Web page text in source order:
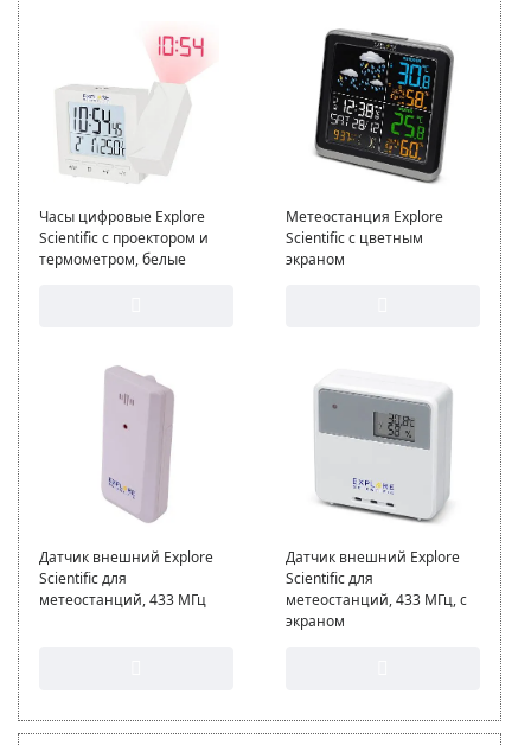
Часы цифровые Explore
Scientific с проектором и
термометром, белые
Метеостанция Explore
Scientific с цветным
экраном
Датчик внешний Explore
Scientific для
метеостанций, 433 МГц
Датчик внешний Explore
Scientific для
метеостанций, 433 МГц, с
экраном